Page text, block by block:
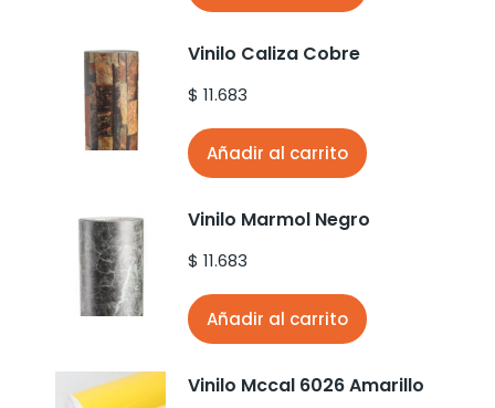
Vinilo Caliza Cobre
$ 11.683
Añadir al carrito
Vinilo Marmol Negro
$ 11.683
Añadir al carrito
Vinilo Mccal 6026 Amarillo